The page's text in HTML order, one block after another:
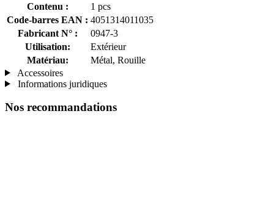
Contenu :
1 pcs
Code-barres EAN : 4051314011035
Fabricant N° :
0947-3
Utilisation:
Extérieur
Matériau:
Métal, Rouille
Accessoires
Informations juridiques
Nos recommandations